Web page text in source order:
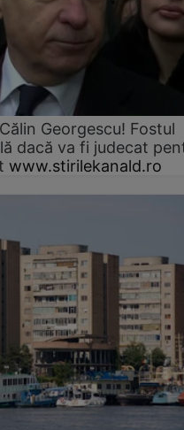
Georgescu! Fostul
dacă va fi judecat
www.stirilekanald.ro